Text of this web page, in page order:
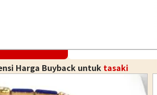
Harga Buyback untuk tasaki